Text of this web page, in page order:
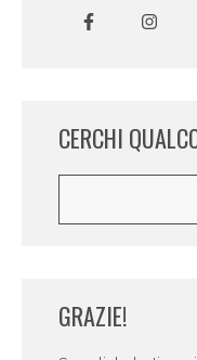
CERCHI
GRAZIE!